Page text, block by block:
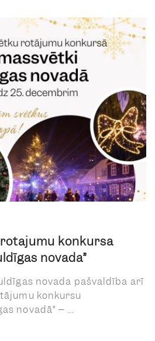
konkursā
novadā”
novada pašvaldība arī
konkursu
novadā” – ...